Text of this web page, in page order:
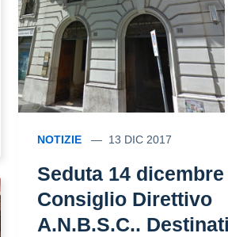
NOTIZIE 13 DIC 2017
Seduta 14
Consiglio Direttivo
A.N.B.S.C..